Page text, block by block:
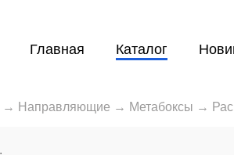
Главная Каталог
→ Направляющие → Метабоксы →